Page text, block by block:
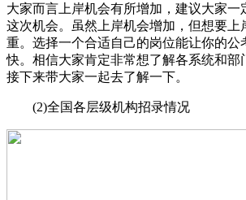
大家而言上岸机会有所增加，建议大家一
这次机会。虽然上岸机会增加，但想要上
重。选择一个合适自己的岗位能让你的公
快。相信大家肯定非常想了解各系统和部
接下来带大家一起去了解一下。
(2)全国各层级机构招录情况